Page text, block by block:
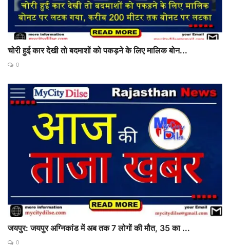
चोरी हुई कार देखी तो बदमाशों को पकड़ने के लिए मालिक बोन...
0
जयपुर: जयपुर अग्निकांड में अब तक 7 लोगों की मौत, 35 का ...
0